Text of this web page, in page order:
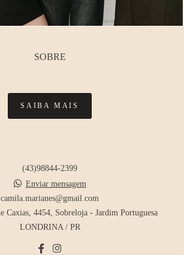
SOBRE
SAIBA MAIS
(43)98844-2399
Enviar mensagem
camila.marianes@gmail.com
Caxias, 4454, Sobreloja - Jardim Portuguesa
LONDRINA / PR